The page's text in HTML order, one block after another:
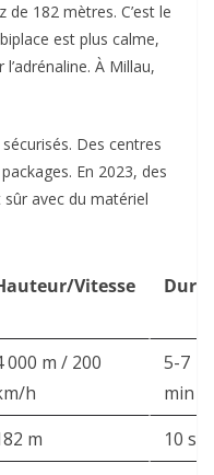
de 182 mètres. C’est le
est plus calme,
À Millau,
Des centres
En 2023, des
sûr avec du matériel
Vitesse
000 m / 200
h
5-7
min
m
10 sec